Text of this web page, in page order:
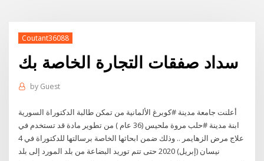
Coutant36088
سداد صفقات التجارة الخاصة بك
by Guest
أعلنت جامعة مدينة #كوبرغ الألمانية من تمكن طالبة الدكتوراة السورية
ابنة مدينة #حلب مروة ملحيس (36 عام ) من تطوير مادة قد تستخدم في
علاج مرض الزهايمر .. وذلك ضمن ابحاثها الخاصة برسالتها للدكتوراة في 4
نيسان (إبريل) 2020 حتى تتم توريد البضاعة من بلد المورد إلى بلد